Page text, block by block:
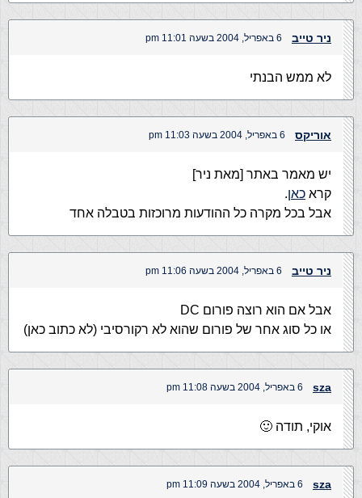
ניר טייב 6 באפריל, 2004 בשעה 11:01 pm
לא ממש הבנתי
אוריקס 6 באפריל, 2004 בשעה 11:03 pm
יש מאמר באתר [מאת ניר]
קרא כאן.
אבל בכל מקרה כל ההודעות מרוכזות בטבלה אחד
ניר טייב 6 באפריל, 2004 בשעה 11:06 pm
אבל אם הוא רוצה פורום DC
או כל סוג אחר של פורום שהוא לא רקורסיבי (לא כתוב כאן)
sza 6 באפריל, 2004 בשעה 11:08 pm
אוקי, תודה 🙂
sza 6 באפריל, 2004 בשעה 11:09 pm